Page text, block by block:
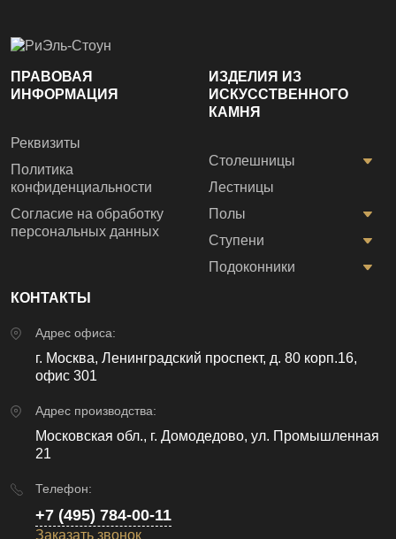
ПРАВОВАЯ
ИНФОРМАЦИЯ
Реквизиты
Политика
конфиденциальности
Согласие на обработку
персональных данных
ИЗДЕЛИЯ ИЗ
ИСКУССТВЕННОГО
КАМНЯ
Столешницы
Лестницы
Полы
Ступени
Подоконники
КОНТАКТЫ
Адрес офиса:
г. Москва, Ленинградский проспект, д. 80 корп.16,
офис 301
Адрес производства:
Московская обл., г. Домодедово, ул. Промышленная
21
Телефон:
+7 (495) 784-00-11
Заказать звонок